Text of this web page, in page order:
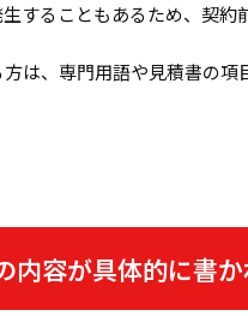
することもあるため、契約
は、専門用語や見積書の
内容が具体的に書